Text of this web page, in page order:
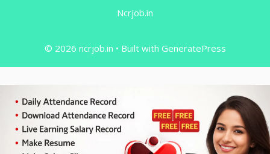
Ncrjob.in
© 2026 ncrjob.in • Built with GeneratePress